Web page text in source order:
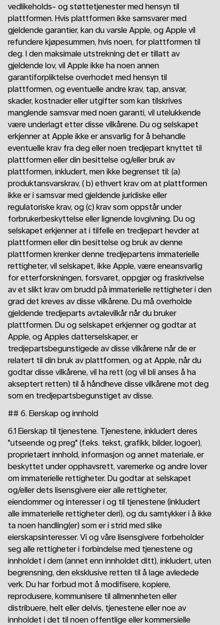
vedlikeholds- og støttetjenester med hensyn til
plattformen. Hvis plattformen ikke samsvarer med
gjeldende garantier, kan du varsle Apple, og Apple vil
refundere kjøpesummen, hvis noen, for plattformen til
deg. I den maksimale utstrekning det er tillatt av
gjeldende lov, vil Apple ikke ha noen annen
garantiforpliktelse overhodet med hensyn til
plattformen, og eventuelle andre krav, tap, ansvar,
skader, kostnader eller utgifter som kan tilskrives
manglende samsvar med noen garanti, vil utelukkende
være underlagt etter disse vilkårene. Du og selskapet
erkjenner at Apple ikke er ansvarlig for å behandle
eventuelle krav fra deg eller noen tredjepart knyttet til
plattformen eller din besittelse og/eller bruk av
plattformen, inkludert, men ikke begrenset til: (a)
produktansvarskrav, ( b) ethvert krav om at plattformen
ikke er i samsvar med gjeldende juridiske eller
regulatoriske krav, og (c) krav som oppstår under
forbrukerbeskyttelse eller lignende lovgivning. Du og
selskapet erkjenner at i tilfelle en tredjepart hevder at
plattformen eller din besittelse og bruk av denne
plattformen krenker denne tredjepartens immaterielle
rettigheter, vil selskapet, ikke Apple, være eneansvarlig
for etterforskningen, forsvaret, oppgjør og fraskrivelse
av et slikt krav om brudd på immaterielle rettigheter i den
grad det kreves av disse vilkårene. Du må overholde
gjeldende tredjeparts avtalevilkår når du bruker
plattformen. Du og selskapet erkjenner og godtar at
Apple, og Apples datterselskaper, er
tredjepartsbegunstigede av disse vilkårene når de er
relatert til din bruk av plattformen, og at Apple, når du
godtar disse vilkårene, vil ha rett (og vil bli anses å ha
akseptert retten) til å håndheve disse vilkårene mot deg
som en tredjepartsbegunstiget av disse.
## 6. Eierskap og innhold
6.1 Eierskap til tjenestene. Tjenestene, inkludert deres
"utseende og preg" (f.eks. tekst, grafikk, bilder, logoer),
proprietært innhold, informasjon og annet materiale, er
beskyttet under opphavsrett, varemerke og andre lover
om immaterielle rettigheter. Du godtar at selskapet
og/eller dets lisensgivere eier alle rettigheter,
eiendommer og interesser i og til tjenestene (inkludert
alle immaterielle rettigheter deri), og du samtykker i å ikke
ta noen handling(er) som er i strid med slike
eierskapsinteresser. Vi og våre lisensgivere forbeholder
seg alle rettigheter i forbindelse med tjenestene og
innholdet i dem (annet enn innholdet ditt), inkludert, uten
begrensning, den eksklusive retten til å lage avledede
verk. Du har forbud mot å modifisere, kopiere,
reprodusere, kommunisere til allmennheten eller
distribuere, helt eller delvis, tjenestene eller noe av
innholdet i det til noen offentlige eller kommersielle